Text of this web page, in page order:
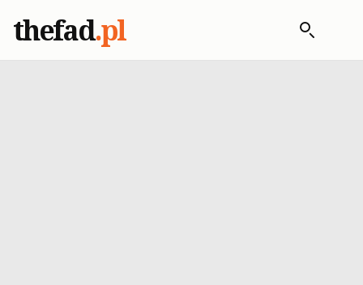
thefad.pl